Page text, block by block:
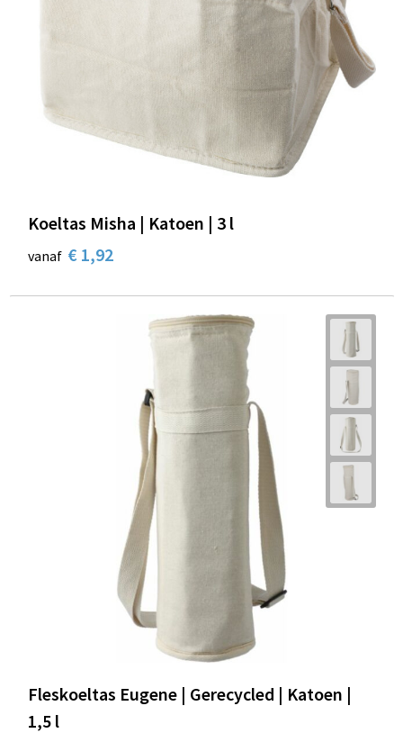
Koeltas Misha | Katoen | 3 l
vanaf € 1,92
Fleskoeltas Eugene | Gerecycled | Katoen |
1,5 l